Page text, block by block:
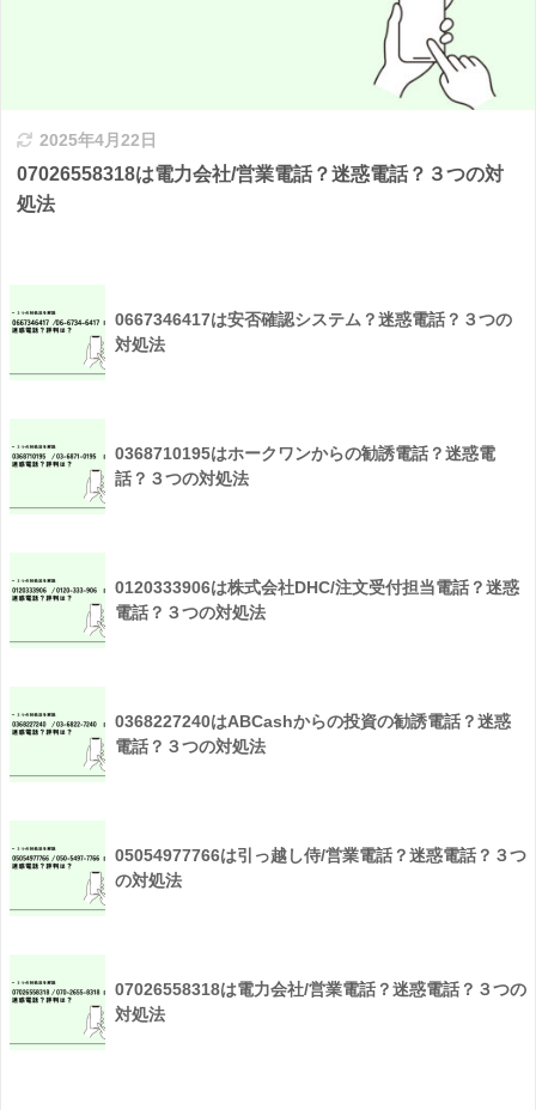
2025年4月22日
07026558318は電力会社/営業電話？迷惑電話？３つの対
処法
0667346417は安否確認システム？迷惑電話？３つの
対処法
0368710195はホークワンからの勧誘電話？迷惑電
話？３つの対処法
0120333906は株式会社DHC/注文受付担当電話？迷惑
電話？３つの対処法
0368227240はABCashからの投資の勧誘電話？迷惑
電話？３つの対処法
05054977766は引っ越し侍/営業電話？迷惑電話？３つ
の対処法
07026558318は電力会社/営業電話？迷惑電話？３つの
対処法